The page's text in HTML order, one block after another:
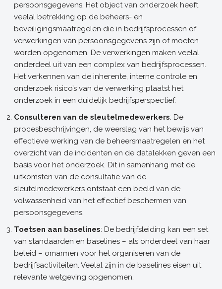
persoonsgegevens. Het object van onderzoek heeft
veelal betrekking op de beheers- en
beveiligingsmaatregelen die in bedrijfsprocessen of
verwerkingen van persoonsgegevens zijn of moeten
worden opgenomen. De verwerkingen maken veelal
onderdeel uit van een complex van bedrijfsprocessen.
Het verkennen van de inherente, interne controle en
onderzoek risico’s van de verwerking plaatst het
onderzoek in een duidelijk bedrijfsperspectief.
Consulteren van de sleutelmedewerkers: De
procesbeschrijvingen, de weerslag van het bewijs van
effectieve werking van de beheersmaatregelen en het
overzicht van de incidenten en de datalekken geven een
basis voor het onderzoek. Dit in samenhang met de
uitkomsten van de consultatie van de
sleutelmedewerkers ontstaat een beeld van de
volwassenheid van het effectief beschermen van
persoonsgegevens.
Toetsen aan baselines: De bedrijfsleiding kan een set
van standaarden en baselines – als onderdeel van haar
beleid – omarmen voor het organiseren van de
bedrijfsactiviteiten. Veelal zijn in de baselines eisen uit
relevante wetgeving opgenomen.